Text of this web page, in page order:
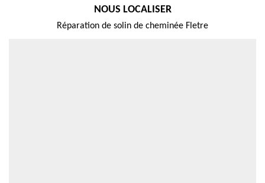
NOUS LOCALISER
Réparation de solin de cheminée Fletre